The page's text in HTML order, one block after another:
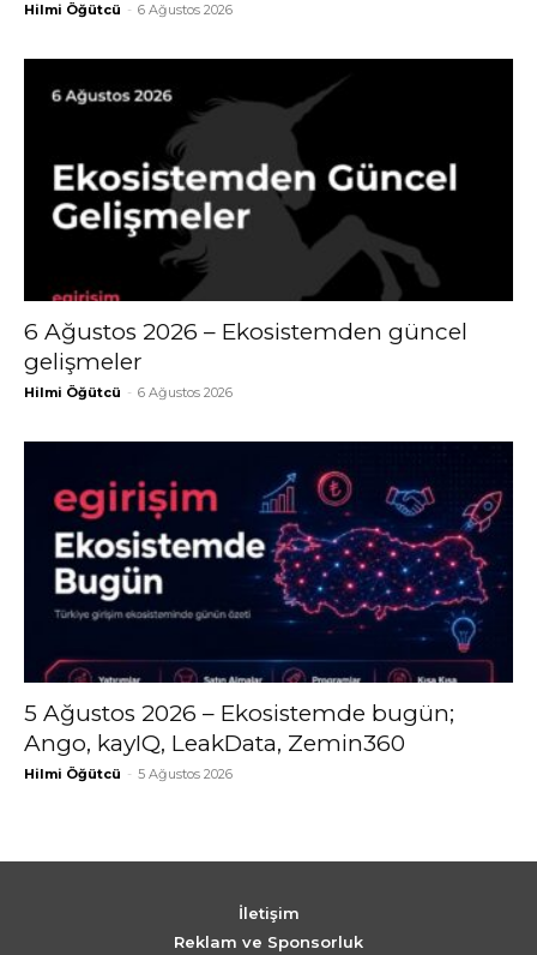
Hilmi Öğütcü - 6 Ağustos 2026
6 Ağustos 2026 – Ekosistemden güncel
gelişmeler
Hilmi Öğütcü - 6 Ağustos 2026
5 Ağustos 2026 – Ekosistemde bugün;
Ango, kayIQ, LeakData, Zemin360
Hilmi Öğütcü - 5 Ağustos 2026
İletişim
Reklam ve Sponsorluk